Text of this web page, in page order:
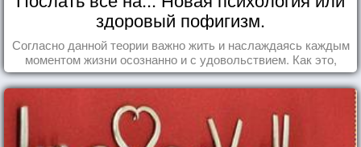
здоровый пофигизм.
Согласно данной теории важно жить и наслаждаясь каждым
моментом жизни осознанно и с удовольствием. Как это,
попробуем разобраться на реальных примерах.